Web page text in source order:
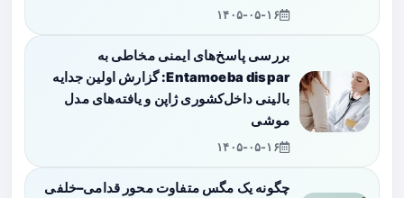
۱۴۰۵-۰۵-۱۶
بررسی پاسخ‌های ایمنی مخاطی به
Entamoeba dispar: گزارش اولین جدایه
بالینی داخل‌کشوری ژاپن و یافته‌های مدل
موشی
۱۴۰۵-۰۵-۱۶
چگونه یک مگس متفاوت محور قدامی–خلفی